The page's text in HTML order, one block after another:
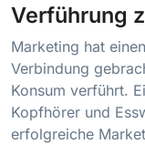
Verführung
Marketing hat
Verbindung
Konsum verführt.
Kopfhörer und
erfolgreiche